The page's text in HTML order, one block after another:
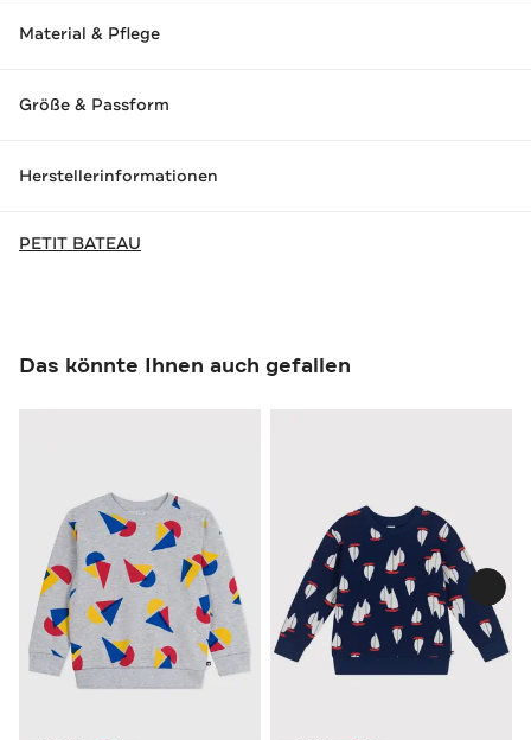
Material & Pflege
Größe & Passform
Herstellerinformationen
PETIT BATEAU
Das könnte Ihnen auch gefallen